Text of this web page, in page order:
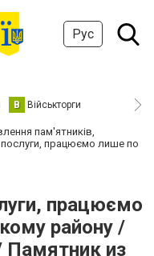
Рус
В Військторги
пам'ятників,
послуги, працюємо лише по
працюємо
району /
Памятник из